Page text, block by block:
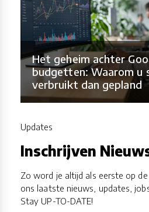
Het geheim achter
budgetten: Waarom u
verbruikt dan gepland
Updates
Inschrijven
Zo word je altijd als eerste op
ons laatste nieuws, updates,
Stay UP-TO-DATE!